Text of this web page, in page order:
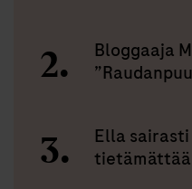
Bloggaaja
Ella